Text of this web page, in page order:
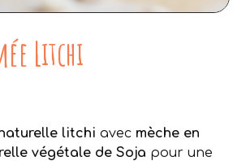
Litchi
litchi avec mèche en
végétale de Soja pour une